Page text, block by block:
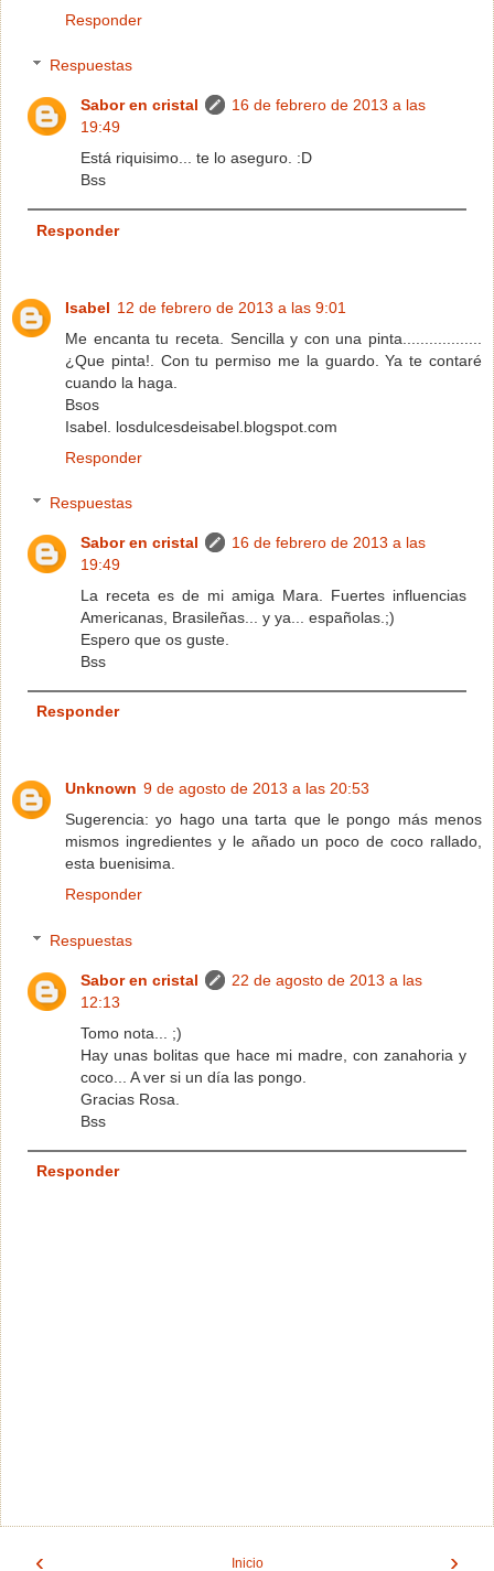
Responder
Respuestas
Sabor en cristal
16 de febrero de 2013 a las
19:49
Está riquisimo... te lo aseguro. :D
Bss
Responder
Isabel 12 de febrero de 2013 a las 9:01
Me encanta tu receta. Sencilla y con una pinta..................
¿Que pinta!. Con tu permiso me la guardo. Ya te contaré
cuando la haga.
Bsos
Isabel. losdulcesdeisabel.blogspot.com
Responder
Respuestas
Sabor en cristal
16 de febrero de 2013 a las
19:49
La receta es de mi amiga Mara. Fuertes influencias
Americanas, Brasileñas... y ya... españolas.;)
Espero que os guste.
Bss
Responder
Unknown 9 de agosto de 2013 a las 20:53
Sugerencia: yo hago una tarta que le pongo más menos
mismos ingredientes y le añado un poco de coco rallado,
esta buenisima.
Responder
Respuestas
Sabor en cristal
22 de agosto de 2013 a las
12:13
Tomo nota... ;)
Hay unas bolitas que hace mi madre, con zanahoria y
coco... A ver si un día las pongo.
Gracias Rosa.
Bss
Responder
‹ ›
Inicio